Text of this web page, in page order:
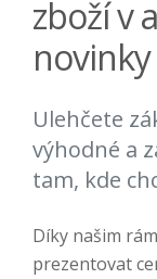
zboží v
novinky
Ulehčete
výhodné a
tam, kde
Díky našim
prezentovat